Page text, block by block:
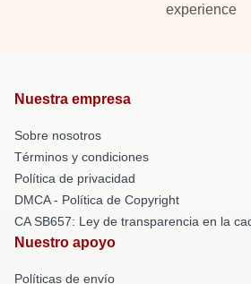
experience
Nuestra empresa
Sobre nosotros
Términos y condiciones
Política de privacidad
DMCA - Política de Copyright
CA SB657: Ley de transparencia en la
Nuestro apoyo
Políticas de envío